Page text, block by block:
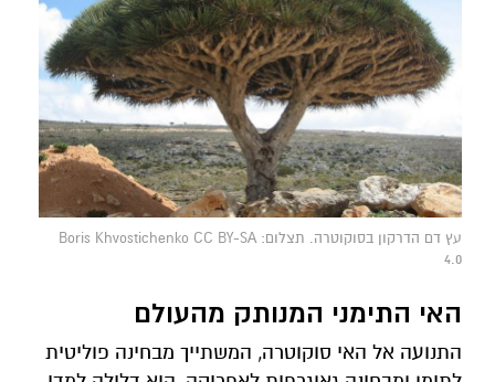
עץ דם הדרקון בסוקוטרה. תצלום: Boris Khvostichenko CC BY-SA
4.0
האי התימני המנותק מהעולם
התנועה אל האי סוקוטרה, המשתייך מבחינה פוליטית